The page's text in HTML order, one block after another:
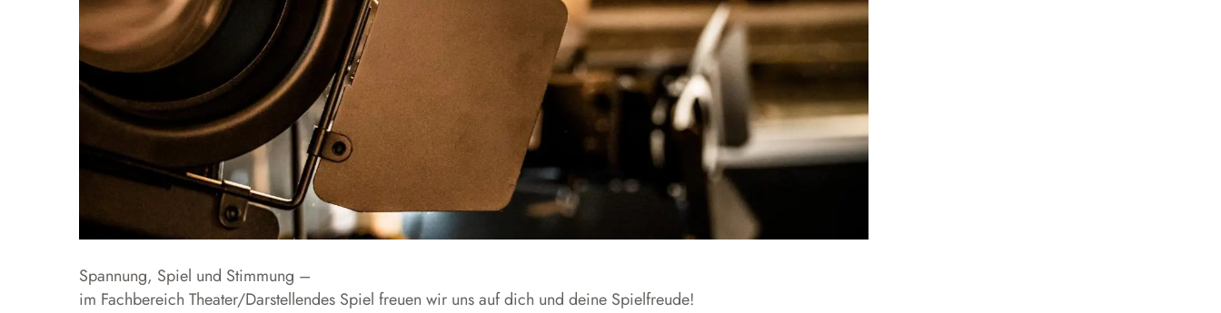
Unser Haus
Hausmeister
Schulgeschichte
Annette von Droste-Hülshoff
Demokratiebildung
Klimabewusstsein
Begabungsförderung
Sprachbildung
Arbeitsgemeinschaften
Austausch und Fahrten
Wettbewerbe
Spannung, Spiel und Stimmung –
im Fachbereich Theater/Darstellendes Spiel freuen wir uns auf dich und deine Spielfreude!